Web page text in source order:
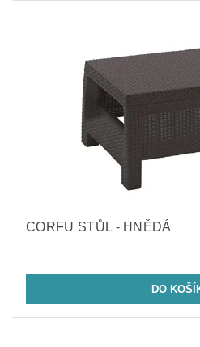
CORFU STŮL - HNĚDÁ